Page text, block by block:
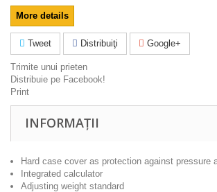
More details
Tweet Distribuiţi Google+
Trimite unui prieten
Distribuie pe Facebook!
Print
INFORMAȚII
Hard case cover as protection against pressure
Integrated calculator
Adjusting weight standard